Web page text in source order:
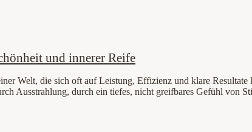
und innerer Reife
Welt, die sich oft auf Leistung, Effizienz und klare
Ausstrahlung, durch ein tiefes, nicht greifbares Gefühl von